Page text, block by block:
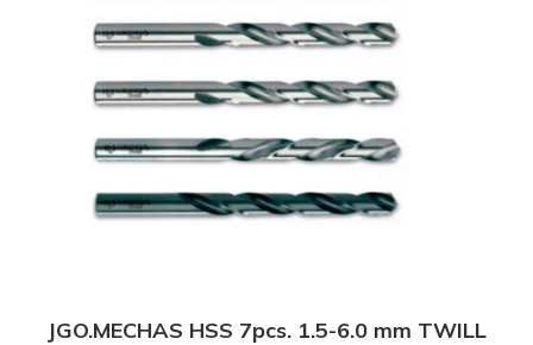
JGO.MECHAS HSS 7pcs. 1.5-6.0 mm TWILL